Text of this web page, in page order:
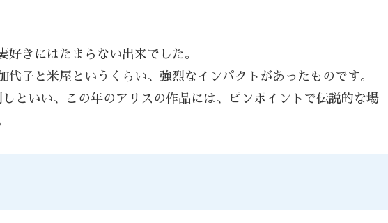
好きにはたまらない出来でした。
代子と米屋というくらい、強烈なインパクトがあったものです。
しといい、この年のアリスの作品には、ピンポイントで伝説的な場